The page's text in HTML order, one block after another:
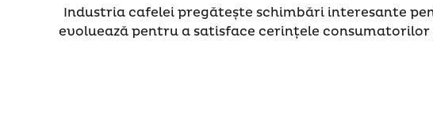
Industria cafelei pregătește schimbări interesante
evoluează pentru a satisface cerințele